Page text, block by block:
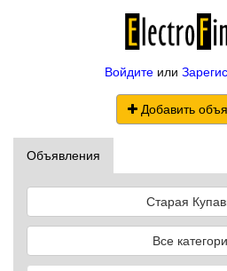
Войдите или
Добавить
Объявления
Старая
Все